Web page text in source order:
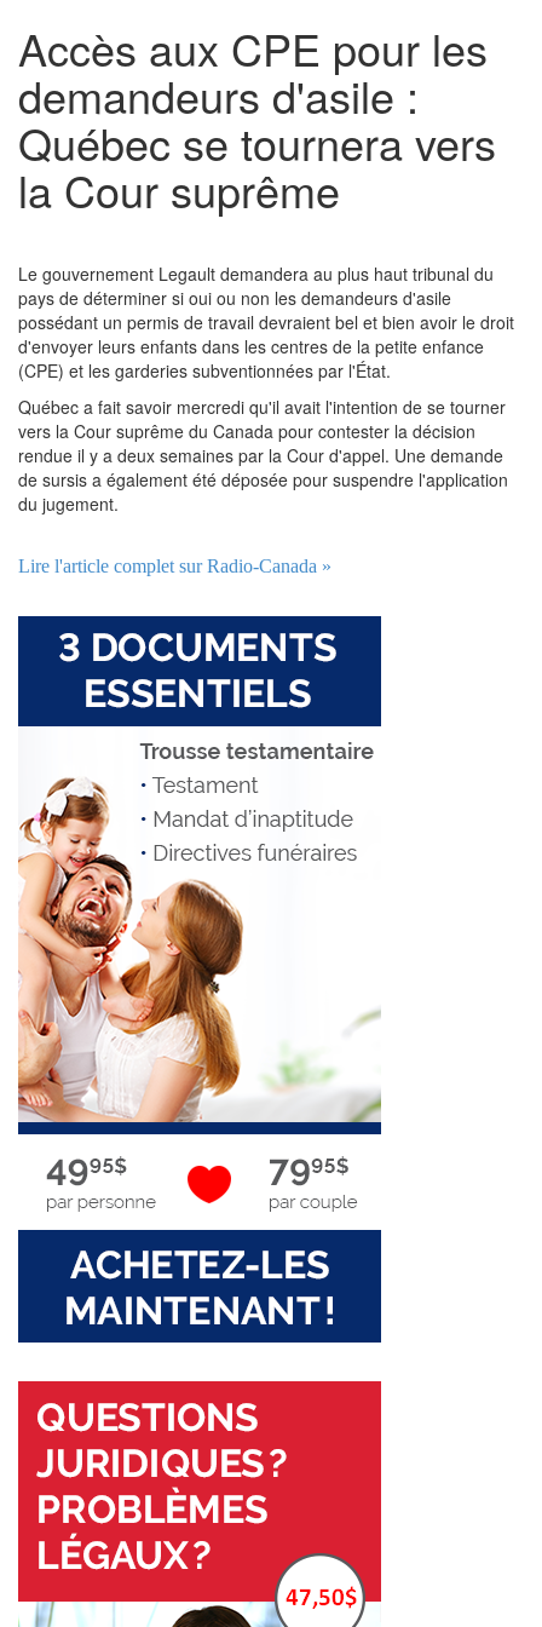
Accès aux CPE pour les
demandeurs d'asile :
Québec se tournera vers
la Cour suprême
Le gouvernement Legault demandera au plus haut tribunal du
pays de déterminer si oui ou non les demandeurs d'asile
possédant un permis de travail devraient bel et bien avoir le droit
d'envoyer leurs enfants dans les centres de la petite enfance
(CPE) et les garderies subventionnées par l'État.
Québec a fait savoir mercredi qu'il avait l'intention de se tourner
vers la Cour suprême du Canada pour contester la décision
rendue il y a deux semaines par la Cour d'appel. Une demande
de sursis a également été déposée pour suspendre l'application
du jugement.
Lire l'article complet sur Radio-Canada »